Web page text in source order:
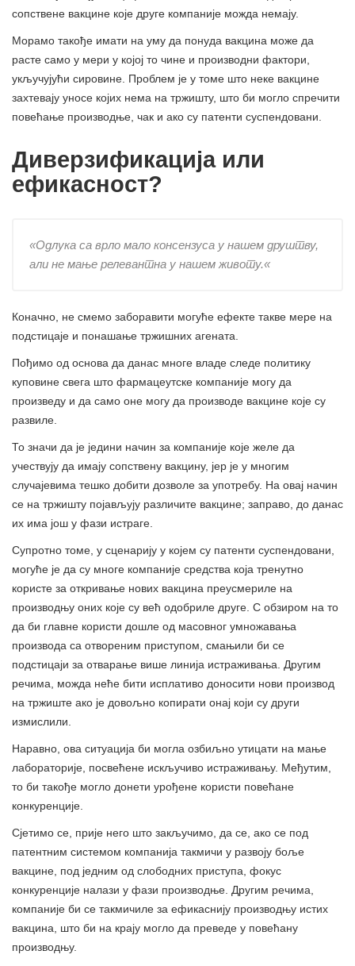
сопствене вакцине које друге компаније можда немају.
Морамо такође имати на уму да понуда вакцина може да
расте само у мери у којој то чине и производни фактори,
укључујући сировине. Проблем је у томе што неке вакцине
захтевају уносе којих нема на тржишту, што би могло спречити
повећање производње, чак и ако су патенти суспендовани.
Диверзификација или
ефикасност?
«Одлука са врло мало консензуса у нашем друштву,
али не мање релевантна у нашем животу.«
Коначно, не смемо заборавити могуће ефекте такве мере на
подстицаје и понашање тржишних агената.
Пођимо од основа да данас многе владе следе политику
куповине свега што фармацеутске компаније могу да
произведу и да само оне могу да производе вакцине које су
развиле.
То значи да је једини начин за компаније које желе да
учествују да имају сопствену вакцину, јер је у многим
случајевима тешко добити дозволе за употребу. На овај начин
се на тржишту појављују различите вакцине; заправо, до данас
их има још у фази истраге.
Супротно томе, у сценарију у којем су патенти суспендовани,
могуће је да су многе компаније средства која тренутно
користе за откривање нових вакцина преусмериле на
производњу оних које су већ одобриле друге. С обзиром на то
да би главне користи дошле од масовног умножавања
производа са отвореним приступом, смањили би се
подстицаји за отварање више линија истраживања. Другим
речима, можда неће бити исплативо доносити нови производ
на тржиште ако је довољно копирати онај који су други
измислили.
Наравно, ова ситуација би могла озбиљно утицати на мање
лабораторије, посвећене искључиво истраживању. Међутим,
то би такође могло донети урођене користи повећане
конкуренције.
Сјетимо се, прије него што закључимо, да се, ако се под
патентним системом компанија такмичи у развоју боље
вакцине, под једним од слободних приступа, фокус
конкуренције налази у фази производње. Другим речима,
компаније би се такмичиле за ефикаснију производњу истих
вакцина, што би на крају могло да преведе у повећану
производњу.